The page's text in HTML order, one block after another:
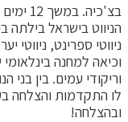
הניווט בישראל בילתה
ניווטי ספרינט, ניווטי
וכיאה למחנה
וריקודי עמים. בין בני
לו התקדמות והצלחה
ובהצלחה!